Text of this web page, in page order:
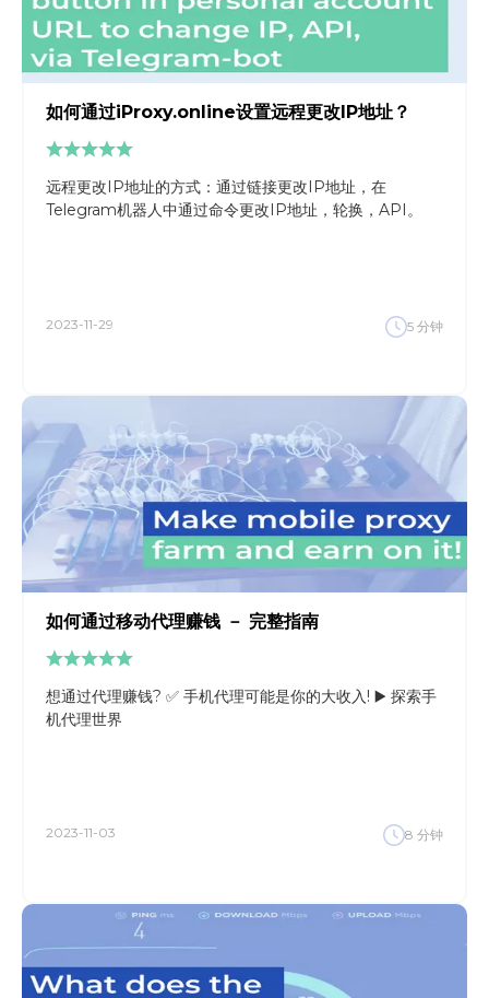
如何通过iProxy.online设置远程更改IP地址？
远程更改IP地址的方式：通过链接更改IP地址，在
Telegram机器人中通过命令更改IP地址，轮换，API。
2023-11-29 5 分钟
如何通过移动代理赚钱 － 完整指南
想通过代理赚钱? ✅ 手机代理可能是你的大收入! ▶️ 探索手
机代理世界
2023-11-03 8 分钟